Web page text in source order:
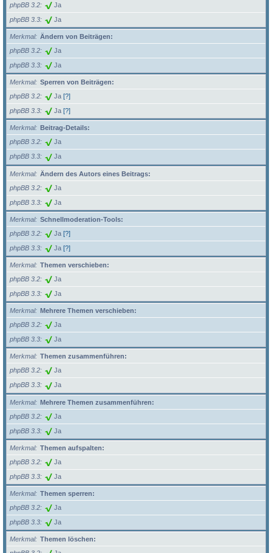
phpBB 3.2
Ja
phpBB 3.3 Ja
Merkmal
Ändern von Beiträgen:
phpBB 3.2
Ja
phpBB 3.3 Ja
Merkmal
Sperren von Beiträgen:
phpBB 3.2
Ja [?]
phpBB 3.3 Ja [?]
Merkmal
Beitrag-Details:
phpBB 3.2
Ja
phpBB 3.3 Ja
Merkmal
Ändern des Autors eines Beitrags:
phpBB 3.2
Ja
phpBB 3.3 Ja
Merkmal
Schnellmoderation-Tools:
phpBB 3.2
Ja [?]
phpBB 3.3 Ja [?]
Merkmal
Themen verschieben:
phpBB 3.2
Ja
phpBB 3.3 Ja
Merkmal
Mehrere Themen verschieben:
phpBB 3.2
Ja
phpBB 3.3 Ja
Merkmal
Themen zusammenführen:
phpBB 3.2
Ja
phpBB 3.3 Ja
Merkmal
Mehrere Themen zusammenführen:
phpBB 3.2
Ja
phpBB 3.3 Ja
Merkmal
Themen aufspalten:
phpBB 3.2
Ja
phpBB 3.3 Ja
Merkmal
Themen sperren:
phpBB 3.2
Ja
phpBB 3.3 Ja
Merkmal
Themen löschen: